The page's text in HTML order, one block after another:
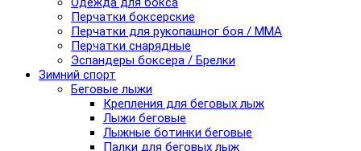
Перчатки боксерские
Перчатки для рукопашног боя / ММА
Перчатки снарядные
Эспандеры боксера / Брелки
Зимний спорт
Беговые лыжи
Крепления для беговых лыж
Лыжи беговые
Лыжные ботинки беговые
Палки для беговых лыж